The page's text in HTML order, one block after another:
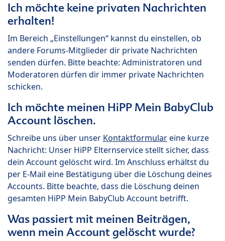
Ich möchte keine privaten Nachrichten
erhalten!
Im Bereich „Einstellungen“ kannst du einstellen, ob
andere Forums-Mitglieder dir private Nachrichten
senden dürfen. Bitte beachte: Administratoren und
Moderatoren dürfen dir immer private Nachrichten
schicken.
Ich möchte meinen HiPP Mein BabyClub
Account löschen.
Schreibe uns über unser Kontaktformulareine kurze
Nachricht: Unser HiPP Elternservice stellt sicher, dass
dein Account gelöscht wird. Im Anschluss erhältst du
per E-Mail eine Bestätigung über die Löschung deines
Accounts. Bitte beachte, dass die Löschung deinen
gesamten HiPP Mein BabyClub Account betrifft.
Was passiert mit meinen Beiträgen,
wenn mein Account gelöscht wurde?